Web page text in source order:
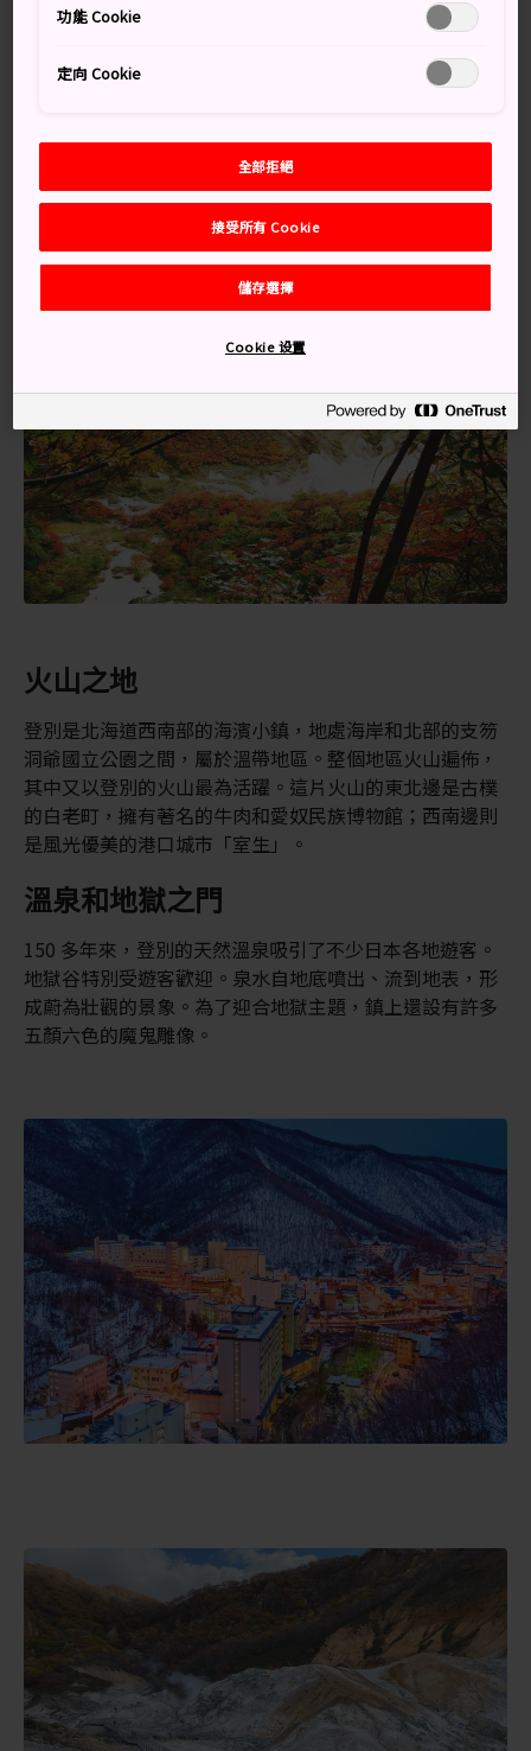
登別市中心臨近海岸，往內陸方向前進，搭巴士僅 15 分
札幌與登別之間有多趟往返巴士，通常還會開到當地旅
從札幌出發，乘坐特快列車只需 90 分鐘，乘坐地方電車
則需要 2 小時。登別站有巴士前往溫泉區。
火山之地
登別是北海道西南部的海濱小鎮，地處海岸和北部的支笏
洞爺國立公園之間，屬於溫帶地區。整個地區火山遍佈，
其中又以登別的火山最為活躍。這片火山的東北邊是古樸
的白老町，擁有著名的牛肉和愛奴民族博物館；西南邊則
是風光優美的港口城市「室生」。
溫泉和地獄之門
150 多年來，登別的天然溫泉吸引了不少日本各地遊客。
地獄谷特別受遊客歡迎。泉水自地底噴出、流到地表，形
成蔚為壯觀的景象。為了迎合地獄主題，鎮上還設有許多
五顏六色的魔鬼雕像。
功能 Cookie
定向 Cookie
全部拒絕
接受所有 Cookie
儲存選擇
Cookie 设置